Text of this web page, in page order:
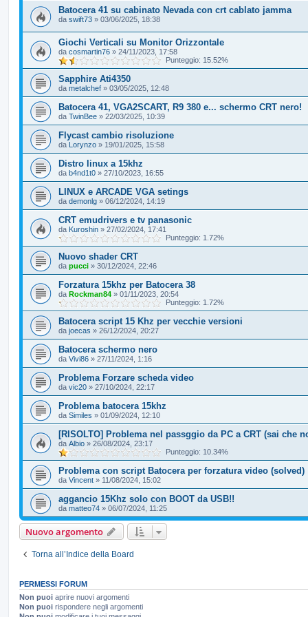
Batocera 41 su cabinato Nevada con crt cablato jamma
da swift73 » 03/06/2025, 18:38
Giochi Verticali su Monitor Orizzontale
da cosmartin76 » 24/11/2023, 17:58
Punteggio: 15.52%
Sapphire Ati4350
da metalchef » 03/05/2025, 12:48
Batocera 41, VGA2SCART, R9 380 e... schermo CRT nero!
da TwinBee » 22/03/2025, 10:39
Flycast cambio risoluzione
da Lorynzo » 19/01/2025, 15:58
Distro linux a 15khz
da b4nd1t0 » 27/10/2023, 16:55
LINUX e ARCADE VGA setings
da demonlg » 06/12/2024, 14:19
CRT emudrivers e tv panasonic
da Kuroshin » 27/02/2024, 17:41
Punteggio: 1.72%
Nuovo shader CRT
da pucci » 30/12/2024, 22:46
Forzatura 15khz per Batocera 38
da Rockman84 » 01/11/2023, 20:54
Punteggio: 1.72%
Batocera script 15 Khz per vecchie versioni
da joecas » 26/12/2024, 20:27
Batocera schermo nero
da Vivi86 » 27/11/2024, 1:16
Problema Forzare scheda video
da vic20 » 27/10/2024, 22:17
Problema batocera 15khz
da Similes » 01/09/2024, 12:10
[RISOLTO] Problema nel passggio da PC a CRT (sai che
da Albio » 26/08/2024, 23:17
Punteggio: 10.34%
Problema con script Batocera per forzatura video (solved)
da Vincent » 11/08/2024, 15:02
aggancio 15Khz solo con BOOT da USB!!
da matteo74 » 06/07/2024, 11:25
Nuovo argomento
Torna all’Indice della Board
PERMESSI FORUM
Non puoi aprire nuovi argomenti
Non puoi rispondere negli argomenti